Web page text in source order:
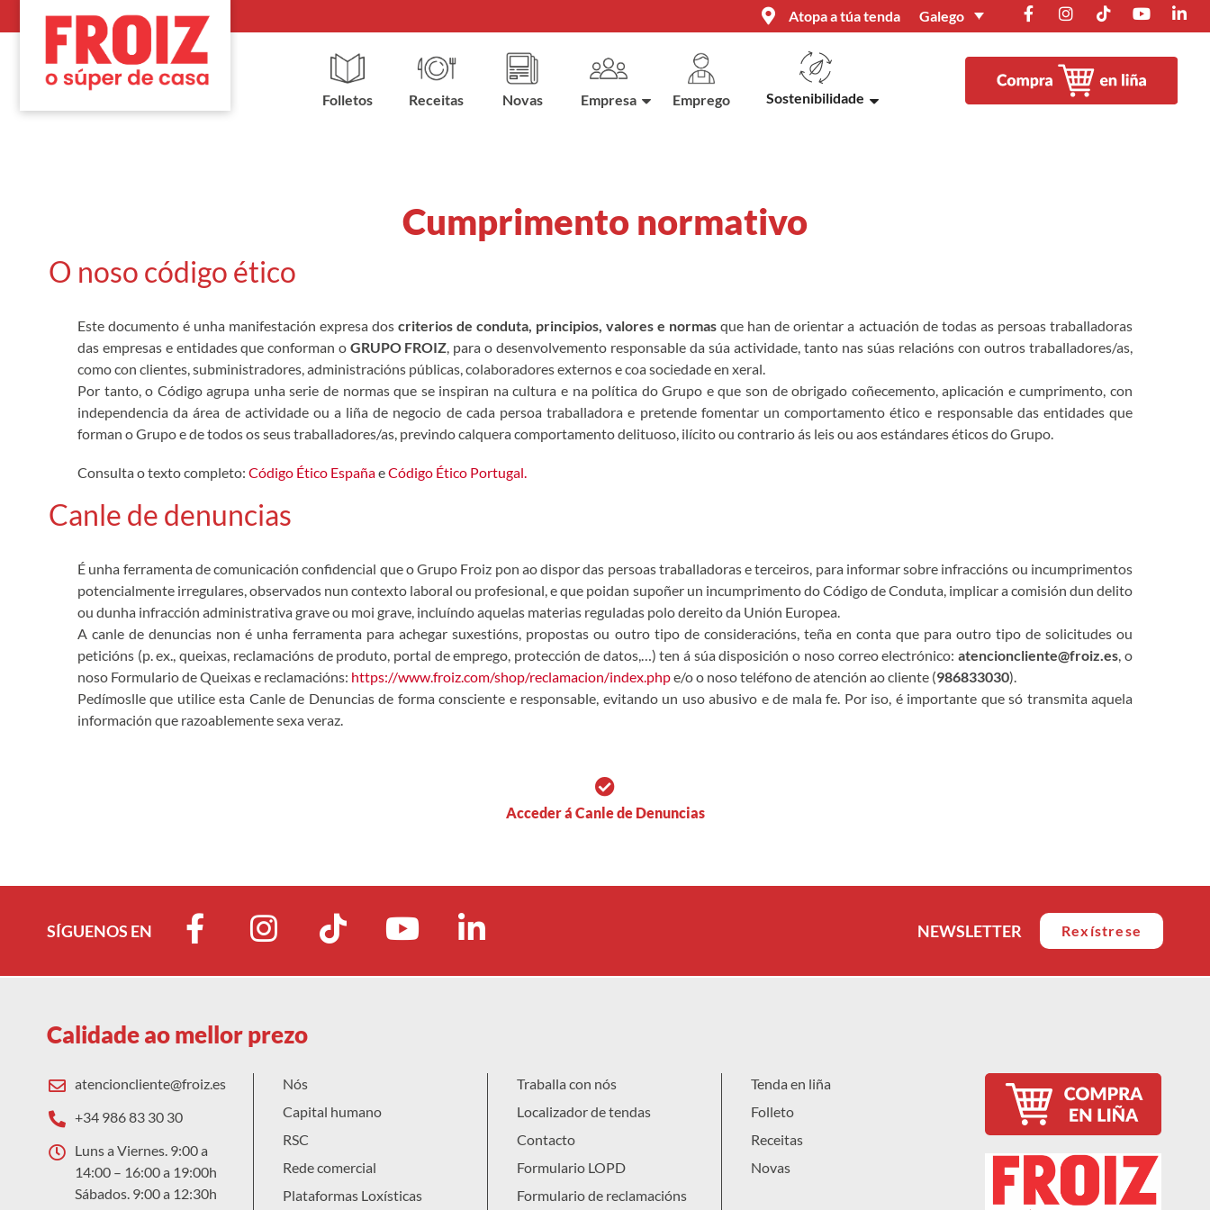
Atopa a túa tenda Galego
Folletos Receitas Novas Empresa Emprego Sostenibilidade
Cumprimento normativo
O noso código ético
Este documento é unha manifestación expresa dos criterios de conduta, principios, valores e normas que han de orientar a actuación de todas as persoas traballadoras
das empresas e entidades que conforman o GRUPO FROIZ, para o desenvolvemento responsable da súa actividade, tanto nas súas relacións con outros traballadores/as,
como con clientes, subministradores, administracións públicas, colaboradores externos e coa sociedade en xeral.
Por tanto, o Código agrupa unha serie de normas que se inspiran na cultura e na política do Grupo e que son de obrigado coñecemento, aplicación e cumprimento, con
independencia da área de actividade ou a liña de negocio de cada persoa traballadora e pretende fomentar un comportamento ético e responsable das entidades que
forman o Grupo e de todos os seus traballadores/as, previndo calquera comportamento delituoso, ilícito ou contrario ás leis ou aos estándares éticos do Grupo.
Consulta o texto completo: Código Ético EspañaeCódigo Ético Portugal.
Canle de denuncias
É unha ferramenta de comunicación confidencial que o Grupo Froiz pon ao dispor das persoas traballadoras e terceiros, para informar sobre infraccións ou incumprimentos
potencialmente irregulares, observados nun contexto laboral ou profesional, e que poidan supoñer un incumprimento do Código de Conduta, implicar a comisión dun delito
ou dunha infracción administrativa grave ou moi grave, incluíndo aquelas materias reguladas polo dereito da Unión Europea.
A canle de denuncias non é unha ferramenta para achegar suxestións, propostas ou outro tipo de consideracións, teña en conta que para outro tipo de solicitudes ou
peticións (p. ex., queixas, reclamacións de produto, portal de emprego, protección de datos,…) ten á súa disposición o noso correo electrónico: atencioncliente@froiz.es, o
noso Formulario de Queixas e reclamacións: https://www.froiz.com/shop/reclamacion/index.phpe/o o noso teléfono de atención ao cliente (986833030).
Pedímoslle que utilice esta Canle de Denuncias de forma consciente e responsable, evitando un uso abusivo e de mala fe. Por iso, é importante que só transmita aquela
información que razoablemente sexa veraz.
Acceder á Canle de Denuncias
SÍGUENOS EN NEWSLETTER Rexístrese
Calidade ao mellor prezo
atencioncliente@froiz.es
+34 986 83 30 30
Luns a Viernes. 9:00 a
14:00 – 16:00 a 19:00h
Sábados. 9:00 a 12:30h
Nós
Capital humano
RSC
Rede comercial
Plataformas Loxísticas
Traballa con nós
Localizador de tendas
Contacto
Formulario LOPD
Formulario de reclamacións
Tenda en liña
Folleto
Receitas
Novas